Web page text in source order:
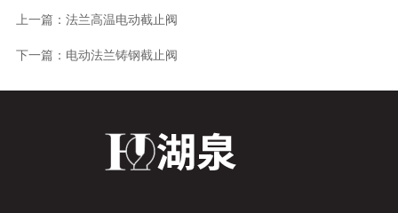
上一篇： 法兰高温电动截止阀
下一篇： 电动法兰铸钢截止阀